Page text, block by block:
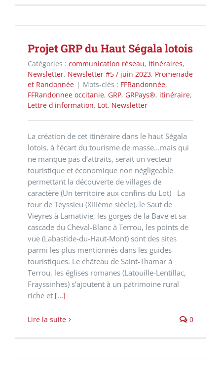
Projet GRP du Haut Ségala lotois
Catégories : communication réseau, Itinéraires,
Newsletter, Newsletter #5 / juin 2023, Promenade
et Randonnée | Mots-clés : FFRandonnée,
FFRandonnee occitanie, GRP, GRPays®, itinéraire,
Lettre d'information, Lot, Newsletter
La création de cet itinéraire dans le haut Ségala
lotois, à l’écart du tourisme de masse...mais qui
ne manque pas d’attraits, serait un vecteur
touristique et économique non négligeable
permettant la découverte de villages de
caractère (Un territoire aux confins du Lot) La
tour de Teyssieu (XIIIème siècle), le Saut de
Vieyres à Lamativie, les gorges de la Bave et sa
cascade du Cheval-Blanc à Terrou, les points de
vue (Labastide-du-Haut-Mont) sont des sites
parmi les plus mentionnés dans les guides
touristiques. Le château de Saint-Thamar à
Terrou, les églises romanes (Latouille-Lentillac,
Frayssinhes) s’ajoutent à un patrimoine rural
riche et [...]
Lire la suite 0